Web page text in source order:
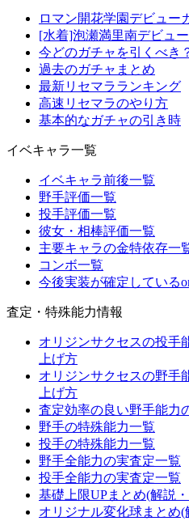
ロマン開花学園デビュー
[水着]泡瀬満里南デビュ
今どのガチャを引くべき
過去のガチャまとめ
最新リセマラランキング
高速リセマラのやり方
基本的なガチャの引き時
イベキャラ一覧
イベキャラ前後一覧
野手評価一覧
投手評価一覧
彼女・相棒評価一覧
主要キャラの金特依存一
コンボ一覧
今後実装が確定している
査定・特殊能力情報
オリジンサクセスの投手
上げ方
オリジンサクセスの野手
上げ方
査定効率の良い野手能力
野手の特殊能力一覧
投手の特殊能力一覧
野手全能力の実査定一覧
投手全能力の実査定一覧
基礎上限UPまとめ(解説
オリジナル変化球まとめ